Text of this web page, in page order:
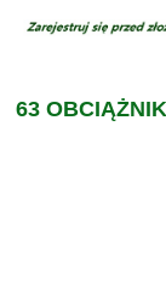
63